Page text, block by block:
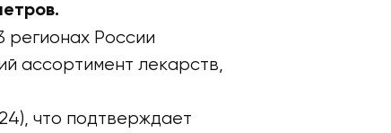
регионах России
ассортимент лекарств,
что подтверждает